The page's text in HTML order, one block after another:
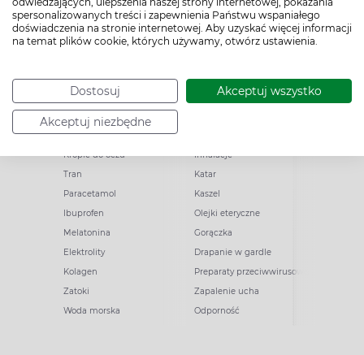
spersonalizowanych treści i zapewnienia Państwu wspaniałego
doświadczenia na stronie internetowej. Aby uzyskać więcej informacji
na temat plików cookie, których używamy, otwórz ustawienia.
Dostosuj Akceptuj wszystko
Akceptuj niezbędne
Popularne zapytania
Witamina D
Witamina C
Krople do oczu
Tran
Paracetamol
Ibuprofen
Melatonina
Elektrolity
Kolagen
Zatoki
Woda morska
Przeziębienie i grypa
Inhalacje
Katar
Kaszel
Olejki eteryczne
Gorączka
Drapanie w gardle
Preparaty przeciwwirusowe
Zapalenie ucha
Odporność